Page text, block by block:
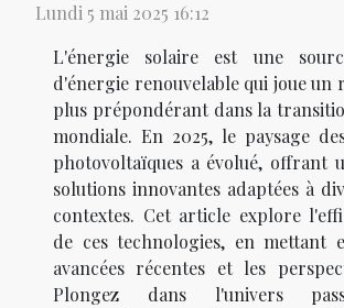
Lundi 5 mai 2025 16:12
L'énergie solaire est une
d'énergie renouvelable qui joue un
plus prépondérant dans la
mondiale. En 2025, le paysage
photovoltaïques a évolué, offrant
solutions innovantes adaptées à
contextes. Cet article explore
de ces technologies, en mettant
avancées récentes et les
Plongez dans l'univers